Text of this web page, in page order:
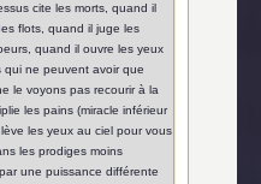
cite les morts, quand il
flots, quand il juge les
quand il ouvre les yeux
ne peuvent avoir que
le voyons pas recourir à la
les pains (miracle inférieur
les yeux au ciel pour vous
les prodiges moins
une puissance différente